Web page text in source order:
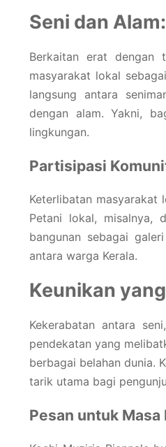
Seni dan
Berkaitan erat dengan
masyarakat lokal
langsung antara
dengan alam. Yakni,
lingkungan.
Partisipasi
Keterlibatan masyarakat
Petani lokal, misalnya,
bangunan sebagai
antara warga Kerala.
Keunikan
Kekerabatan antara
pendekatan yang
berbagai belahan dunia.
tarik utama bagi
Pesan untuk Masa